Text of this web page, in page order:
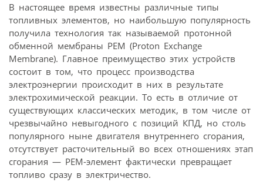
В настоящее время известны различные типы
топливных элементов, но наибольшую популярность
получила технология так называемой протонной
обменной мембраны РЕМ (Proton Exchange
Membrane). Главное преимущество этих устройств
состоит в том, что процесс производства
электроэнергии происходит в них в результате
электрохимической реакции. То есть в отличие от
существующих классических методик, в том числе от
чрезвычайно невыгодного с позиций КПД, но столь
популярного ныне двигателя внутреннего сгорания,
отсутствует расточительный во всех отношениях этап
сгорания — РЕМ-элемент фактически превращает
топливо сразу в электричество.